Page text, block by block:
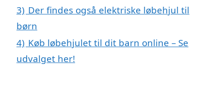
3) Der findes også elektriske løbehjul til
børn
4) Køb løbehjulet til dit barn online – Se
udvalget her!